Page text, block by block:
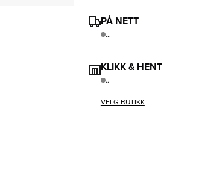
PÅ NETT
...
KLIKK & HENT
..
VELG BUTIKK